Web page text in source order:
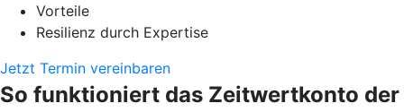
Vorteile
Resilienz durch Expertise
Jetzt Termin vereinbaren
So funktioniert das Zeitwertkonto der